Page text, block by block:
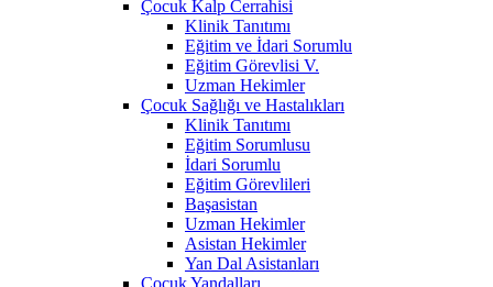
Çocuk Kalp Cerrahisi
Klinik Tanıtımı
Eğitim ve İdari Sorumlu
Eğitim Görevlisi V.
Uzman Hekimler
Çocuk Sağlığı ve Hastalıkları
Klinik Tanıtımı
Eğitim Sorumlusu
İdari Sorumlu
Eğitim Görevlileri
Başasistan
Uzman Hekimler
Asistan Hekimler
Yan Dal Asistanları
Çocuk Yandalları